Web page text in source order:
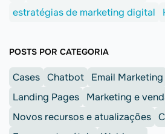
estratégias de marketing digital
POSTS POR CATEGORIA
Cases Chatbot Email Marketing
Landing Pages
Marketing e
Novos recursos e atualizações